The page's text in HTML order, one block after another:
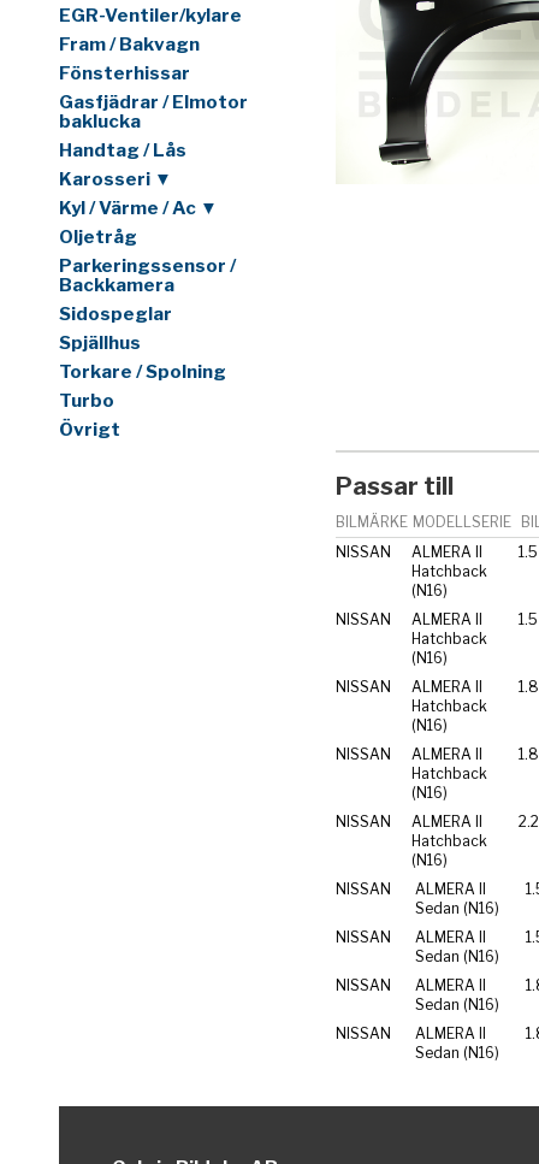
EGR-Ventiler/kylare
Fram / Bakvagn
Fönsterhissar
Gasfjädrar / Elmotor
baklucka
Handtag / Lås
Karosseri ▼
Kyl / Värme / Ac ▼
Oljetråg
Parkeringssensor /
Backkamera
Sidospeglar
Spjällhus
Torkare / Spolning
Turbo
Övrigt
Passar till
BILMÄRKE MODELLSERIE
NISSAN
ALMERA II
Hatchback
(N16)
1.5
NISSAN
ALMERA II
Hatchback
(N16)
1.5
NISSAN
ALMERA II
Hatchback
(N16)
1.8
NISSAN
ALMERA II
Hatchback
(N16)
1.8
NISSAN
ALMERA II
Hatchback
(N16)
NISSAN
ALMERA II
Sedan (N16)
NISSAN
ALMERA II
Sedan (N16)
NISSAN
ALMERA II
Sedan (N16)
NISSAN
ALMERA II
Sedan (N16)